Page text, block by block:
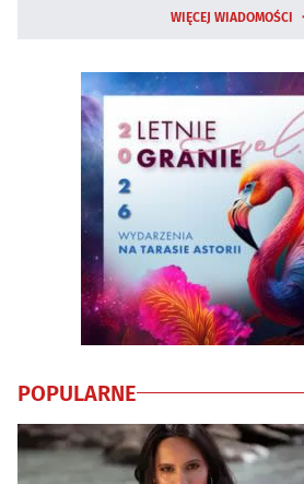
WIĘCEJ WIADOMOŚCI
POPULARNE